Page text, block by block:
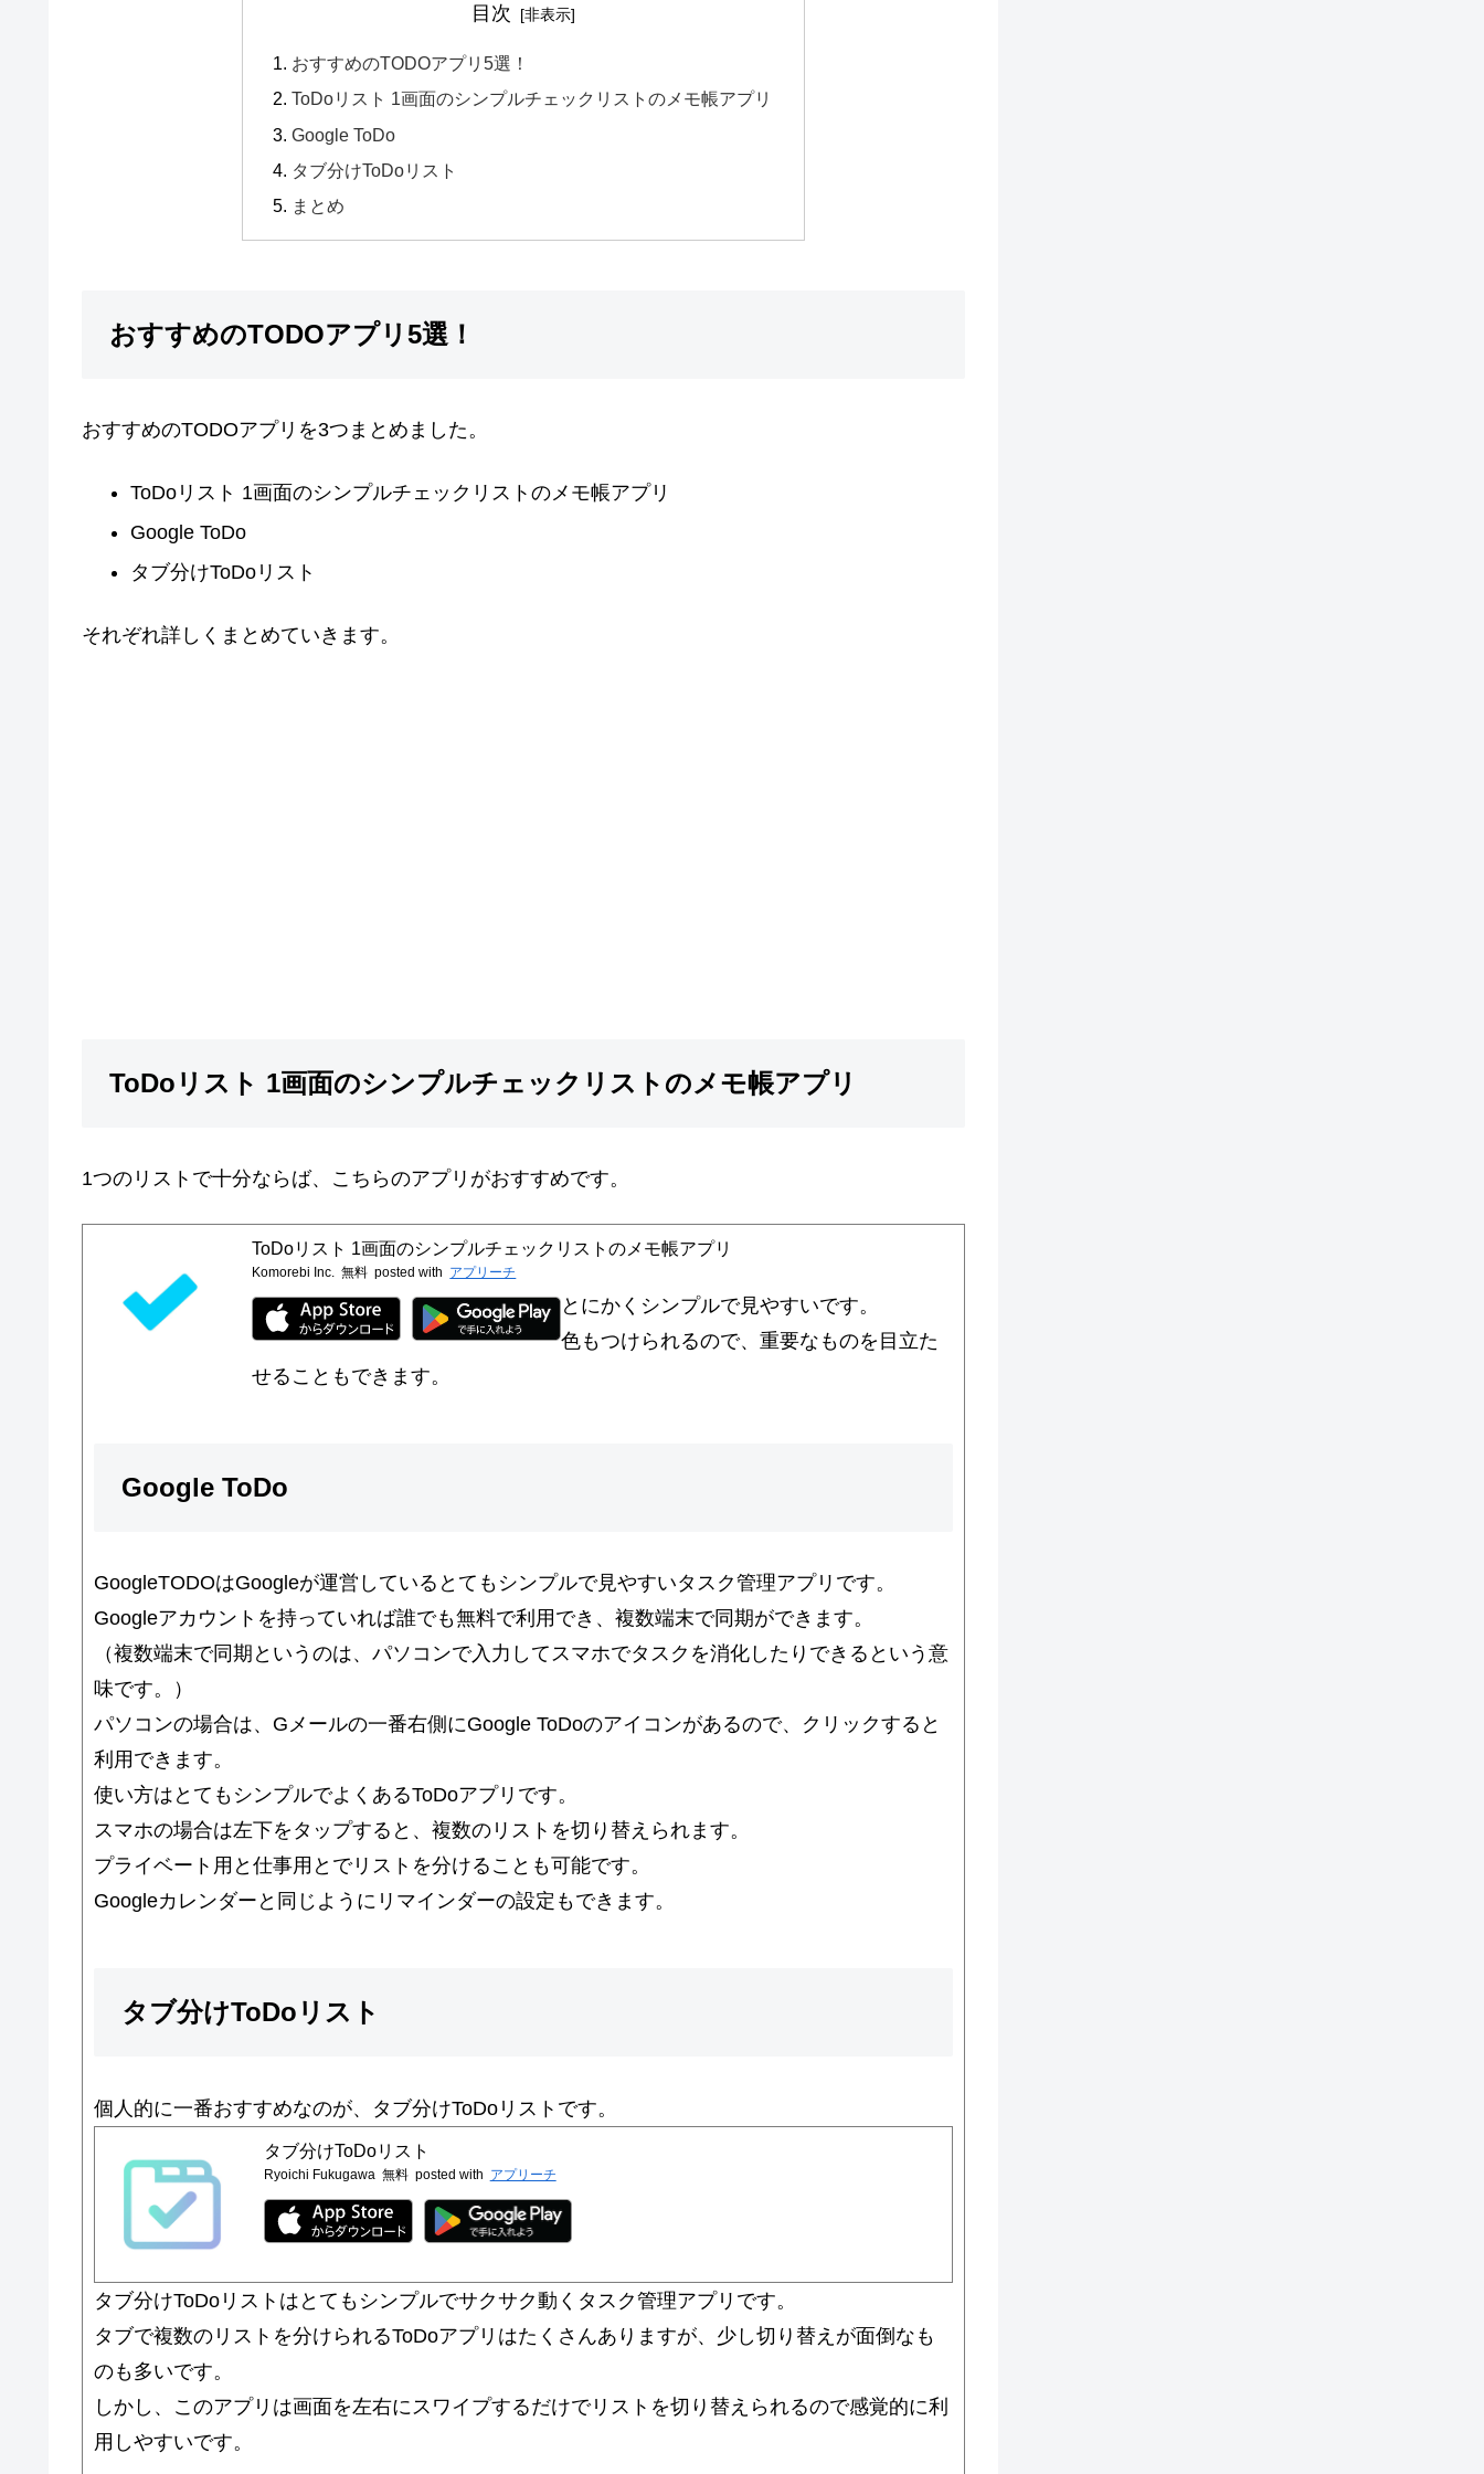
目次
おすすめのTODOアプリ5選！
ToDoリスト 1画面のシンプルチェックリストのメモ帳アプリ
Google ToDo
タブ分けToDoリスト
まとめ
おすすめのTODOアプリ5選！
おすすめのTODOアプリを3つまとめました。
ToDoリスト 1画面のシンプルチェックリストのメモ帳アプリ
Google ToDo
タブ分けToDoリスト
それぞれ詳しくまとめていきます。
ToDoリスト 1画面のシンプルチェックリストのメモ帳アプリ
1つのリストで十分ならば、こちらのアプリがおすすめです。
ToDoリスト 1画面のシンプルチェックリストのメモ帳アプリ
Komorebi Inc. 無料 posted with アプリーチ
とにかくシンプルで見やすいです。
色もつけられるので、重要なものを目立た
せることもできます。
Google ToDo
GoogleTODOはGoogleが運営しているとてもシンプルで見やすいタスク管理アプリです。
Googleアカウントを持っていれば誰でも無料で利用でき、複数端末で同期ができます。
（複数端末で同期というのは、パソコンで入力してスマホでタスクを消化したりできるという意
味です。）
パソコンの場合は、Gメールの一番右側にGoogle ToDoのアイコンがあるので、クリックすると
利用できます。
使い方はとてもシンプルでよくあるToDoアプリです。
スマホの場合は左下をタップすると、複数のリストを切り替えられます。
プライベート用と仕事用とでリストを分けることも可能です。
Googleカレンダーと同じようにリマインダーの設定もできます。
タブ分けToDoリスト
個人的に一番おすすめなのが、タブ分けToDoリストです。
タブ分けToDoリスト
Ryoichi Fukugawa 無料 posted with アプリーチ
タブ分けToDoリストはとてもシンプルでサクサク動くタスク管理アプリです。
タブで複数のリストを分けられるToDoアプリはたくさんありますが、少し切り替えが面倒なも
のも多いです。
しかし、このアプリは画面を左右にスワイプするだけでリストを切り替えられるので感覚的に利
用しやすいです。